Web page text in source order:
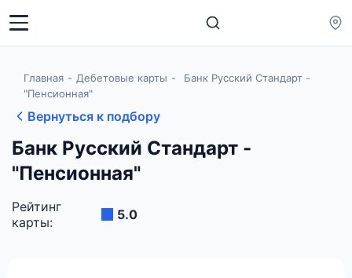
Главная Дебетовые карты
Банк Русский Стандарт -
"Пенсионная"
Банк Русский Стандарт -
"Пенсионная"
Рейтинг
карты:
5.0
Вернуться к подбору